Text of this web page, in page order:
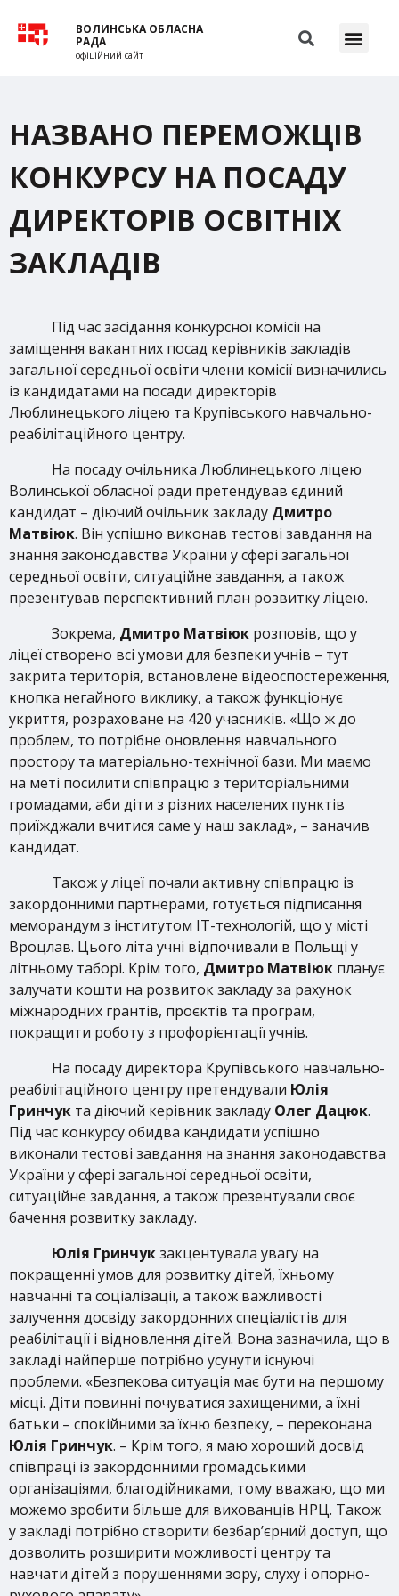
ВОЛИНСЬКА ОБЛАСНА
РАДА
офіційний сайт
НАЗВАНО ПЕРЕМОЖЦІВ
КОНКУРСУ НА ПОСАДУ
ДИРЕКТОРІВ ОСВІТНІХ
ЗАКЛАДІВ
Під час засідання конкурсної комісії на
заміщення вакантних посад керівників закладів
загальної середньої освіти члени комісії визначились
із кандидатами на посади директорів
Люблинецького ліцею та Крупівського навчально-
реабілітаційного центру.
На посаду очільника Люблинецького ліцею
Волинської обласної ради претендував єдиний
кандидат – діючий очільник закладу Дмитро
Матвіюк. Він успішно виконав тестові завдання на
знання законодавства України у сфері загальної
середньої освіти, ситуаційне завдання, а також
презентував перспективний план розвитку ліцею.
Зокрема, Дмитро Матвіюк розповів, що у
ліцеї створено всі умови для безпеки учнів – тут
закрита територія, встановлене відеоспостереження,
кнопка негайного виклику, а також функціонує
укриття, розраховане на 420 учасників. «Що ж до
проблем, то потрібне оновлення навчального
простору та матеріально-технічної бази. Ми маємо
на меті посилити співпрацю з територіальними
громадами, аби діти з різних населених пунктів
приїжджали вчитися саме у наш заклад», – заначив
кандидат.
Також у ліцеї почали активну співпрацю із
закордонними партнерами, готується підписання
меморандум з інститутом ІТ-технологій, що у місті
Вроцлав. Цього літа учні відпочивали в Польщі у
літньому таборі. Крім того, Дмитро Матвіюк планує
залучати кошти на розвиток закладу за рахунок
міжнародних грантів, проєктів та програм,
покращити роботу з профорієнтації учнів.
На посаду директора Крупівського навчально-
реабілітаційного центру претендували Юлія
Гринчук та діючий керівник закладу Олег Дацюк.
Під час конкурсу обидва кандидати успішно
виконали тестові завдання на знання законодавства
України у сфері загальної середньої освіти,
ситуаційне завдання, а також презентували своє
бачення розвитку закладу.
Юлія Гринчукзакцентувала увагу на
покращенні умов для розвитку дітей, їхньому
навчанні та соціалізації, а також важливості
залучення досвіду закордонних спеціалістів для
реабілітації і відновлення дітей. Вона зазначила, що в
закладі найперше потрібно усунути існуючі
проблеми. «Безпекова ситуація має бути на першому
місці. Діти повинні почуватися захищеними, а їхні
батьки – спокійними за їхню безпеку, – переконана
Юлія Гринчук. – Крім того, я маю хороший досвід
співпраці із закордонними громадськими
організаціями, благодійниками, тому вважаю, що ми
можемо зробити більше для вихованців НРЦ. Також
у закладі потрібно створити безбар’єрний доступ, що
дозволить розширити можливості центру та
навчати дітей з порушеннями зору, слуху і опорно-